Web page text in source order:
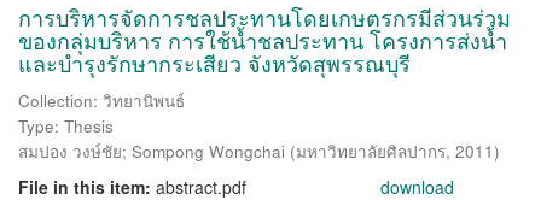
การบริหารจัดการชลประทานโดยเกษตรกรมีส่วนร่วม
ของกลุ่มบริหาร การใช้น้ำชลประทาน โครงการส่งน้ำ
และบำรุงรักษากระเสียว จังหวัดสุพรรณบุรี
Collection: วิทยานิพนธ์
Type: Thesis
สมปอง วงษ์ชัย; Sompong Wongchai (มหาวิทยาลัยศิลปากร, 2011)
File in this item: abstract.pdf
download